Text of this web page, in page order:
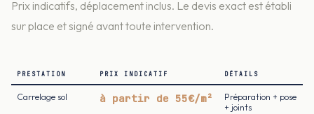
Prix indicatifs, déplacement inclus. Le devis exact est établi
sur place et signé avant toute intervention.
PRESTATION PRIX INDICATIF DÉTAILS
Carrelage sol à partir de 55€/m²
Préparation + pose
+ joints